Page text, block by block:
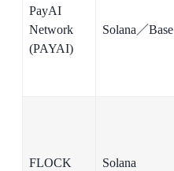
PayAI
Network
(PAYAI)
Solana／Base
FLOCK Solana